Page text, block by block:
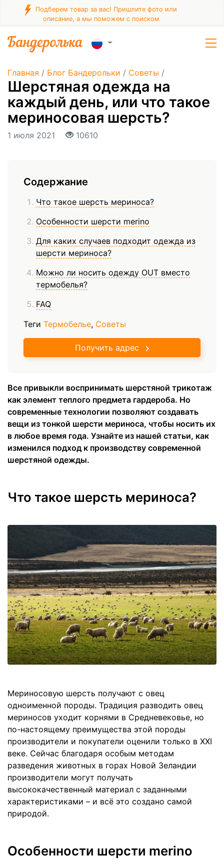
Подберем товар за вас! Пришлите фото или
описание, а мы поможем с поиском
Главная / Блог Бандерольки / Советы /
Шерстяная одежда на
каждый день, или что такое
мериносовая шерсть?
1 июля 2021 10610
Содержание
Что такое шерсть мериноса?
Особенности шерсти merino
Для каких случаев подходит одежда из
шерсти мериноса?
Можно ли носить одежду OUT вместо
термобелья?
FAQ
Теги Термобелье, Советы
Получить адрес
Все привыкли воспринимать шерстяной трикотаж
как элемент теплого предмета гардероба. Но
современные технологии позволяют создавать
вещи из тонкой шерсти мериноса, чтобы носить их
в любое время года. Узнайте из нашей статьи, как
изменился подход к производству современной
шерстяной одежды.
Что такое шерсть мериноса?
Мериносовую шерсть получают с овец
одноименной породы. Традиция разводить овец
мериносов уходит корнями в Средневековье, но
по-настоящему преимущества этой породы
производители и покупатели оценили только в XXI
веке. Сейчас благодаря особым методам
разведения животных в горах Новой Зеландии
производители могут получать
высококачественный материал с заданными
характеристиками – и всё это создано самой
природой.
Особенности шерсти merino